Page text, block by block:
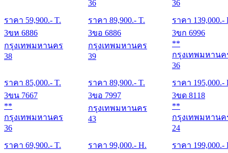
ราคา 59,900.- T.
36
ราคา 89,900.- T.
36
ราคา 139,000.-
3ขห 6886
กรุงเทพมหานคร
38
ราคา 85,000.- T.
3ขอ 6886
กรุงเทพมหานคร
39
ราคา 89,900.- T.
3ขก 6996
**
กรุงเทพมหานค
36
ราคา 195,000.-
3ขน 7667
**
กรุงเทพมหานคร
36
ราคา 69,900.- T.
3ขอ 7997
กรุงเทพมหานคร
43
ราคา 99,000.- H.
3ขด 8118
**
กรุงเทพมหานค
24
ราคา 199,000.-